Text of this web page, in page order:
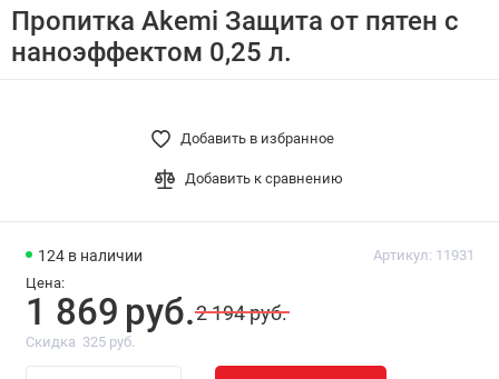
Пропитка Akemi Защита от пятен с
наноэффектом 0,25 л.
Добавить в избранное
Добавить к сравнению
124 в наличии Артикул: 11931
Цена:
1 869 руб.2 194 руб.
Скидка 325 руб.